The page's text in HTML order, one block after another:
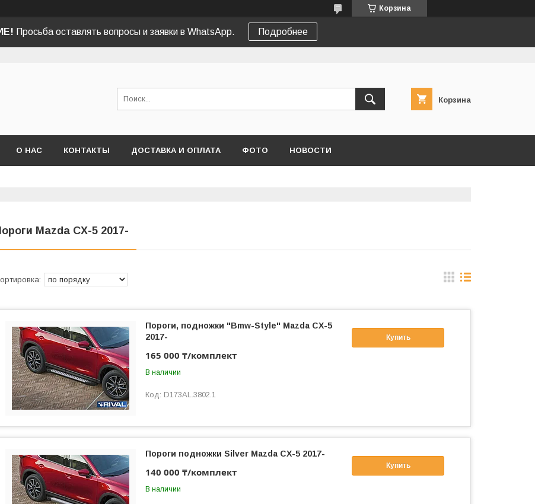
Корзина
Просьба оставлять вопросы и заявки в WhatsApp. Подробнее
Корзина
О НАС КОНТАКТЫ ДОСТАВКА И ОПЛАТА ФОТО НОВОСТИ
Mazda CX-5 2017-
Купить
Пороги, подножки "Bmw-Style" Mazda CX-5
2017-
165 000 ₸/комплект
В наличии
D173AL.3802.1
Купить
Пороги подножки Silver Mazda CX-5 2017-
140 000 ₸/комплект
В наличии